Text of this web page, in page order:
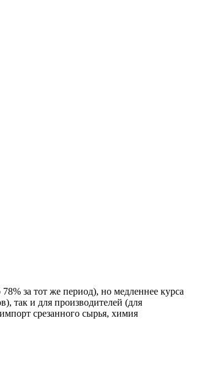
за тот же период), но медленнее курса
так и для производителей (для
срезанного сырья, химия